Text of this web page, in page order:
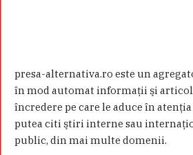
presa-alternativa.ro este un
în mod automat informaţii şi
încredere pe care le aduce în
putea citi ştiri interne sau
public, din mai multe domenii.